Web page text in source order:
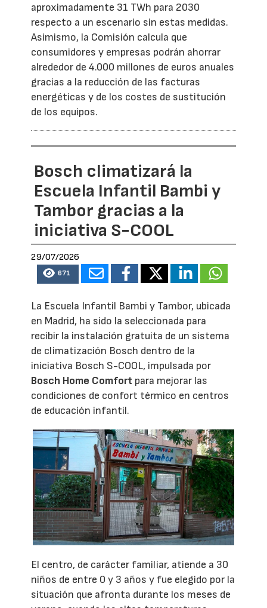
aproximadamente 31 TWh para 2030
respecto a un escenario sin estas medidas.
Asimismo, la Comisión calcula que
consumidores y empresas podrán ahorrar
alrededor de 4.000 millones de euros anuales
gracias a la reducción de las facturas
energéticas y de los costes de sustitución
de los equipos.
Bosch climatizará la
Escuela Infantil Bambi y
Tambor gracias a la
iniciativa S-COOL
29/07/2026
671
La Escuela Infantil Bambi y Tambor, ubicada
en Madrid, ha sido la seleccionada para
recibir la instalación gratuita de un sistema
de climatización Bosch dentro de la
iniciativa Bosch S-COOL, impulsada por
Bosch Home Comfort para mejorar las
condiciones de confort térmico en centros
de educación infantil.
El centro, de carácter familiar, atiende a 30
niños de entre 0 y 3 años y fue elegido por la
situación que afronta durante los meses de